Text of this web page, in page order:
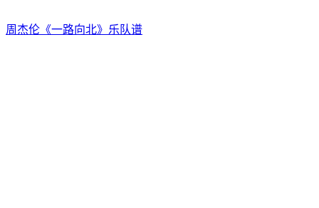
周杰伦《一路向北》乐队谱